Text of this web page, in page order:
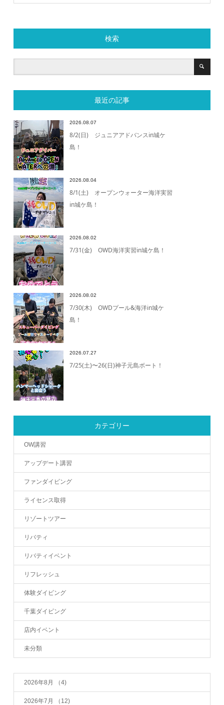
検索
最近の記事
2026.08.07
8/2(日) ジュニアアドバンスin城ケ
島！
2026.08.04
8/1(土) オープンウォーター海洋実習
in城ケ島！
2026.08.02
7/31(金) OWD海洋実習in城ケ島！
2026.08.02
7/30(木) OWDプール&海洋in城ケ
島！
2026.07.27
7/25(土)〜26(日)神子元島ボート！
カテゴリー
OW講習
アップデート講習
ファンダイビング
ライセンス取得
リゾートツアー
リバティ
リバティイベント
リフレッシュ
体験ダイビング
千葉ダイビング
店内イベント
未分類
2026年8月 （4)
2026年7月 （12)